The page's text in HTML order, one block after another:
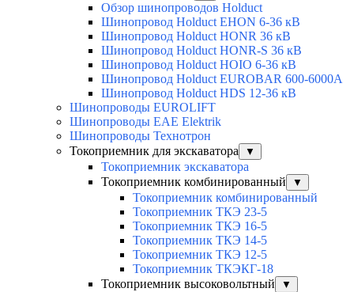
Обзор шинопроводов Holduct
Шинопровод Holduct EHON 6-36 кВ
Шинопровод Holduct HONR 36 кВ
Шинопровод Holduct HONR-S 36 кВ
Шинопровод Holduct HOIO 6-36 кВ
Шинопровод Holduct EUROBAR 600-6000A
Шинопровод Holduct HDS 12-36 кВ
Шинопроводы EUROLIFT
Шинопроводы EAE Elektrik
Шинопроводы Технотрон
Токоприемник для экскаватора
▼
Токоприемник экскаватора
Токоприемник комбинированный
▼
Токоприемник комбинированный
Токоприемник ТКЭ 23-5
Токоприемник ТКЭ 16-5
Токоприемник ТКЭ 14-5
Токоприемник ТКЭ 12-5
Токоприемник ТКЭКГ-18
Токоприемник высоковольтный
▼